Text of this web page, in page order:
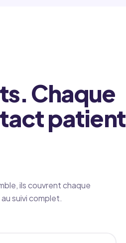
Chaque
patient
ils couvrent chaque
suivi complet.